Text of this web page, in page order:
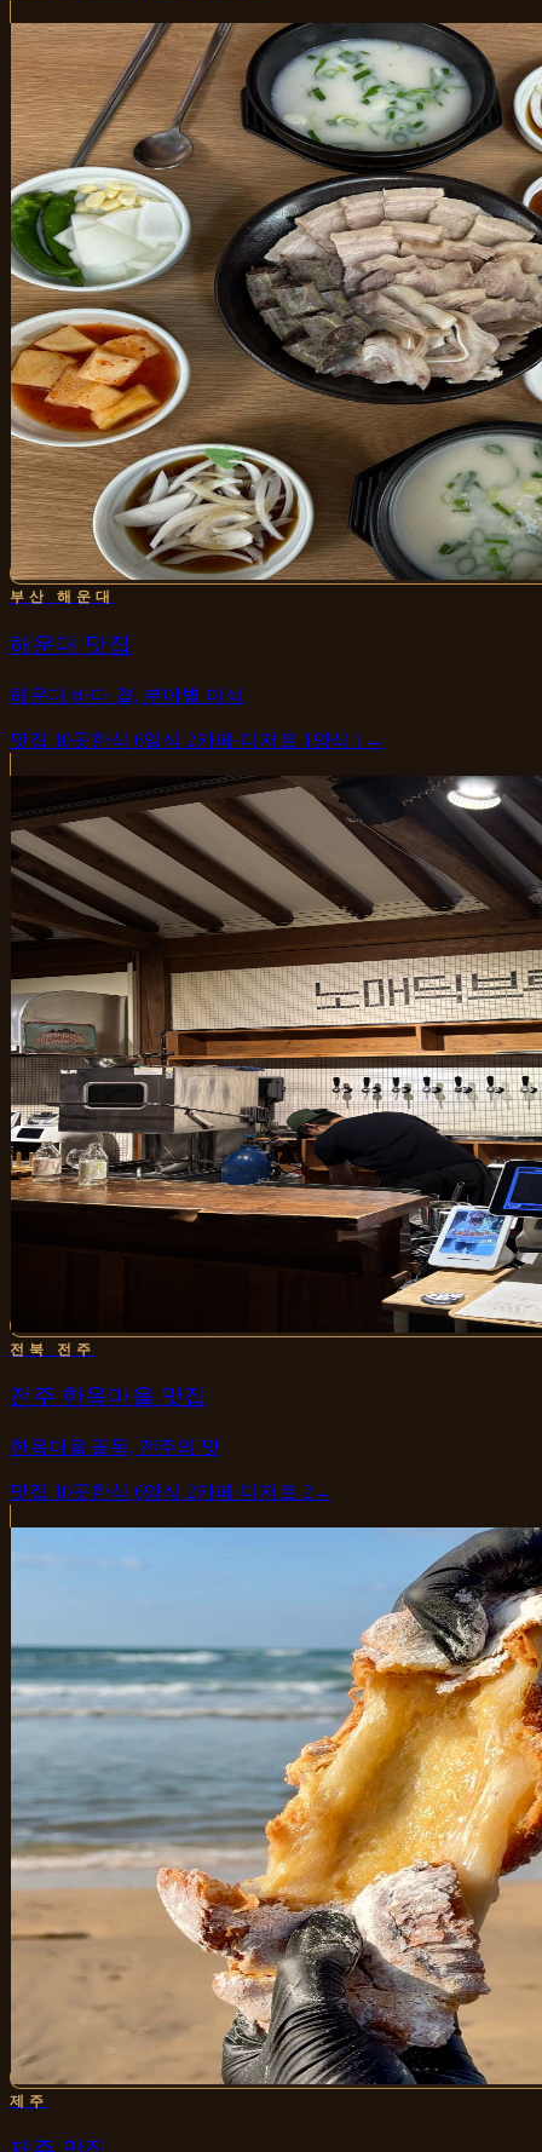
부산 해운대
해운대 맛집
해운대 바다 곁, 분야별 미식
맛집 10곳한식 6일식 2카페·디저트 1 양식 1 →
전북 전주
전주 한옥마을 맛집
한옥마을 골목, 전주의 맛
맛집 10곳한식 6양식 2카페·디저트 2 →
제주